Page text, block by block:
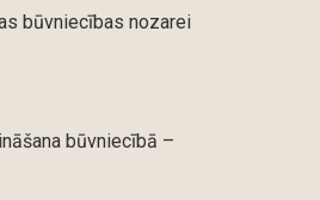
būvniecības nozarei
būvniecībā –